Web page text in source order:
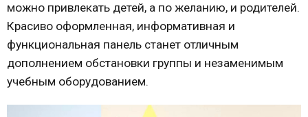
можно привлекать детей, а по желанию, и родителей.
Красиво оформленная, информативная и
функциональная панель станет отличным
дополнением обстановки группы и незаменимым
учебным оборудованием.